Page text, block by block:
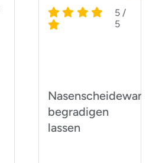
5 /
5
Nasenscheidewand
begradigen
lassen